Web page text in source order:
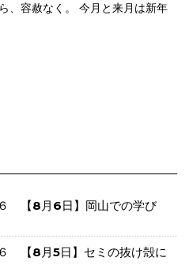
、容赦なく。 今月と来月は新年
【8月6日】岡山での学び
【8月5日】セミの抜け殻に